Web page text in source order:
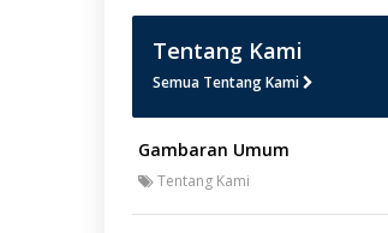
Tentang Kami
Semua Tentang Kami
Gambaran Umum
Tentang Kami